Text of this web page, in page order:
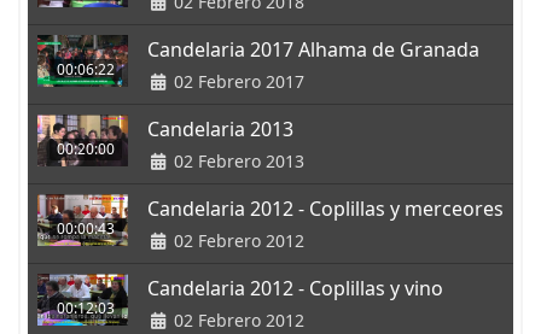
00:06:22
Candelaria 2017 Alhama de Granada
02 Febrero 2017
00:20:00
Candelaria 2013
02 Febrero 2013
00:00:43
Candelaria 2012 - Coplillas y merceores
02 Febrero 2012
00:12:03
Candelaria 2012 - Coplillas y vino
02 Febrero 2012